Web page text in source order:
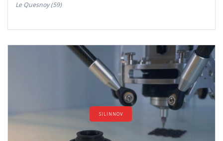
Le Quesnoy (59)
SILINNOV